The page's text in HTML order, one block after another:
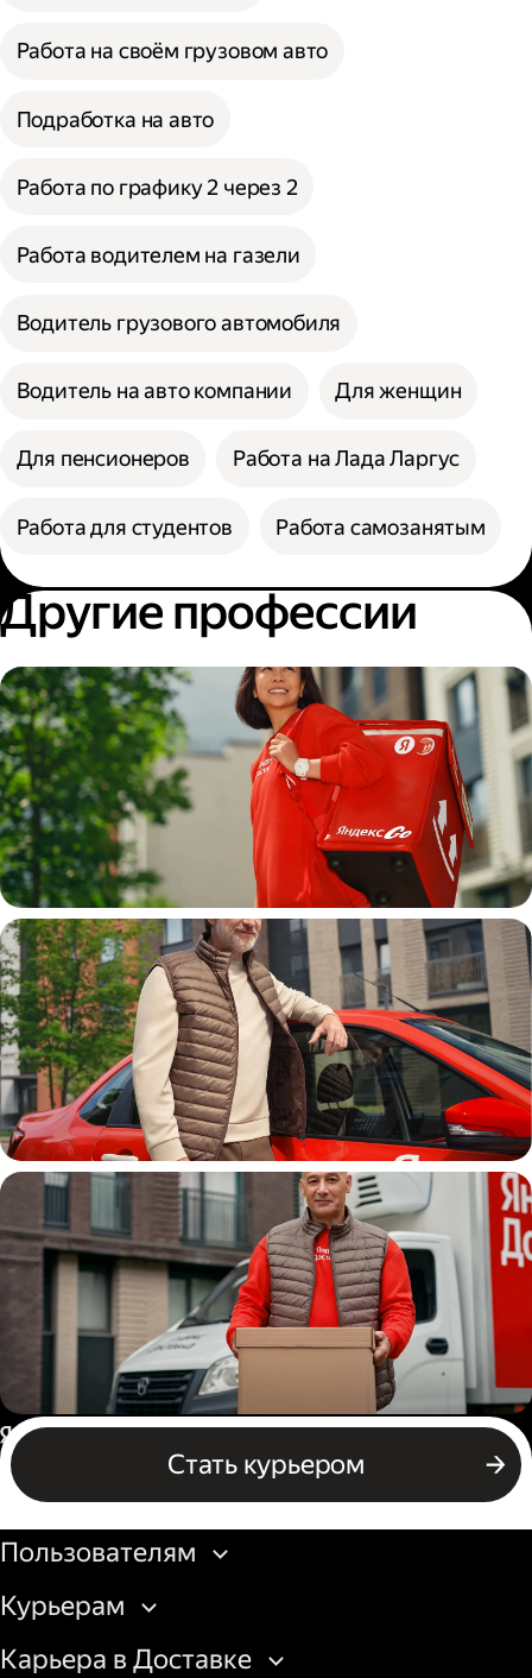
Работа на своём грузовом авто
Подработка на авто
Работа по графику 2 через 2
Работа водителем на газели
Водитель грузового автомобиля
Водитель на авто компании Для женщин
Для пенсионеров Работа на Лада Ларгус
Работа для студентов Работа самозанятым
Другие профессии
Пеший курьер
Автокурьер
Водитель грузового авто
Стать курьером
Россия
Бизнесу
Пользователям
Курьерам
Карьера в Доставке